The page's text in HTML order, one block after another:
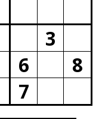
3
6
8
7